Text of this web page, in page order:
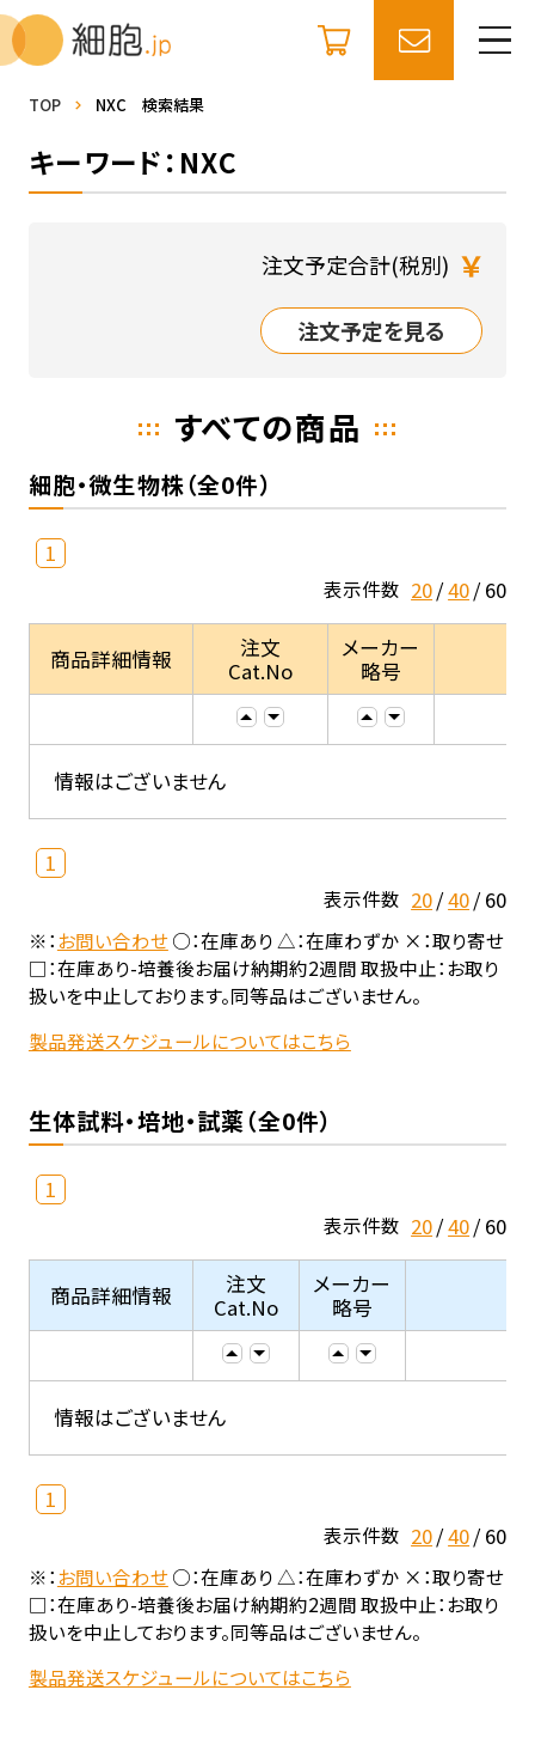
TOP NXC 検索結果
キーワード：NXC
注文予定合計(税別) ￥
注文予定を見る
すべての商品
細胞・微生物株（全0件）
1
表示件数 20 40 60
商品詳細情報
注文
Cat.No
メーカー
略号
情報はございません
1
表示件数 20 40 60
※：お問い合わせ○：在庫あり △：在庫わずか ×：取り寄せ
□：在庫あり-培養後お届け納期約2週間 取扱中止：お取り
扱いを中止しております。同等品はございません。
製品発送スケジュールについてはこちら
生体試料・培地・試薬（全0件）
1
表示件数 20 40 60
商品詳細情報
注文
Cat.No
メーカー
略号
情報はございません
1
表示件数 20 40 60
※：お問い合わせ○：在庫あり △：在庫わずか ×：取り寄せ
□：在庫あり-培養後お届け納期約2週間 取扱中止：お取り
扱いを中止しております。同等品はございません。
製品発送スケジュールについてはこちら